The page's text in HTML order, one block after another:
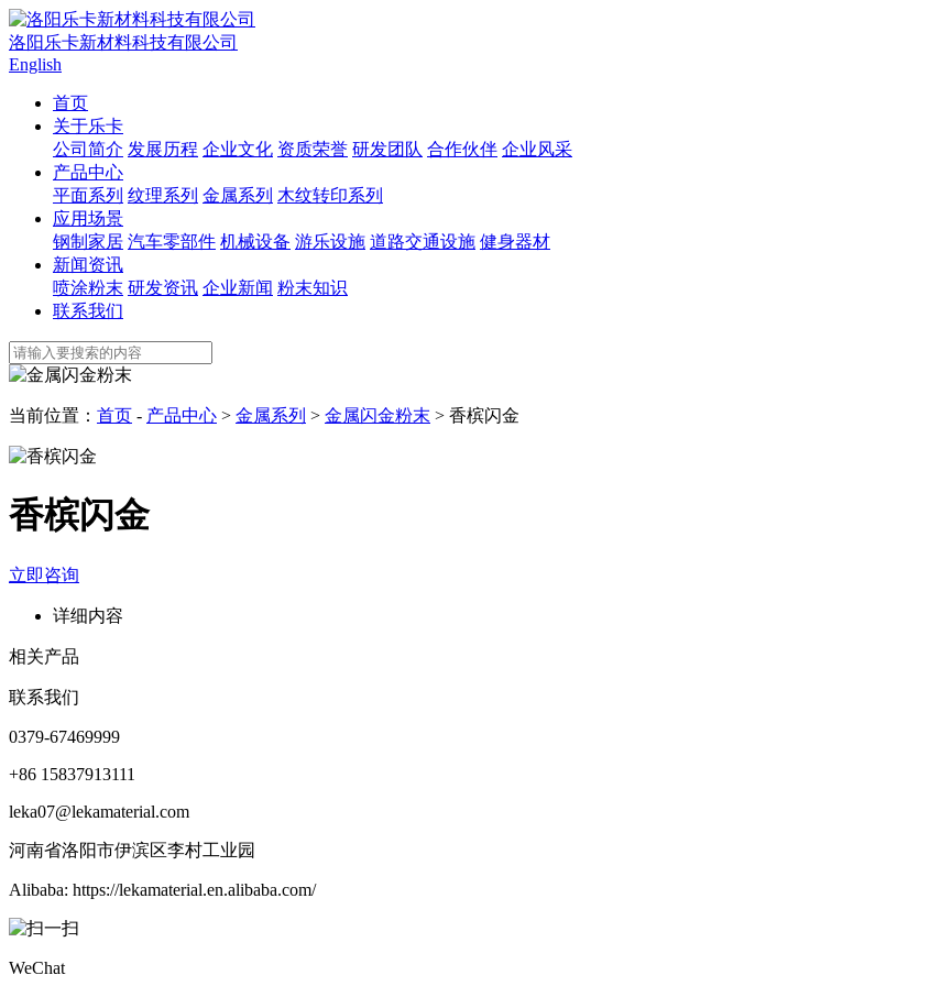
洛阳乐卡新材料科技有限公司
English
首页
关于乐卡
公司简介 发展历程 企业文化 资质荣誉 研发团队 合作伙伴 企业风采
产品中心
平面系列 纹理系列 金属系列 木纹转印系列
应用场景
钢制家居 汽车零部件 机械设备 游乐设施 道路交通设施 健身器材
新闻资讯
喷涂粉末 研发资讯 企业新闻 粉末知识
联系我们
当前位置： 首页 - 产品中心 > 金属系列 > 金属闪金粉末 > 香槟闪金
香槟闪金
立即咨询
详细内容
相关产品
联系我们
0379-67469999
+86 15837913111
leka07@lekamaterial.com
河南省洛阳市伊滨区李村工业园
Alibaba: https://lekamaterial.en.alibaba.com/
WeChat